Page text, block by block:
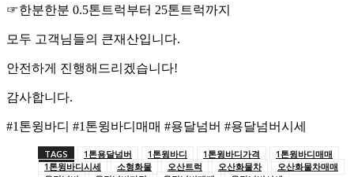
☞한분한분 0.5톤트럭부터 25톤트럭까지
모두 고객님들의 큰재산입니다.
안전하게 진행해드리겠습니다!
감사합니다.
#1톤윙바디 #1톤윙바디매매 #용달넘버 #용달넘버시세
TAGS 1톤용달넘버 1톤윙바디 1톤윙바디가격
1톤윙바디매매
1톤윙바디시세
소형화물 오산트럭 오산화물차
오산화물차매매